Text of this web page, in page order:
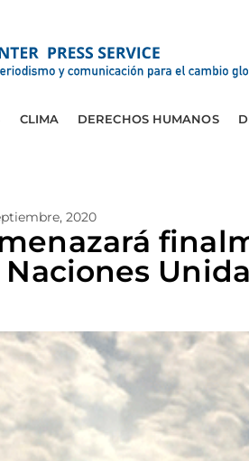
CLIMA DERECHOS HUMANOS
2020
Naciones